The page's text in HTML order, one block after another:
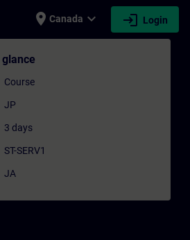
place Canada expand_more login Login
development |
Course
JP
3 days
ST-SERV1
JA